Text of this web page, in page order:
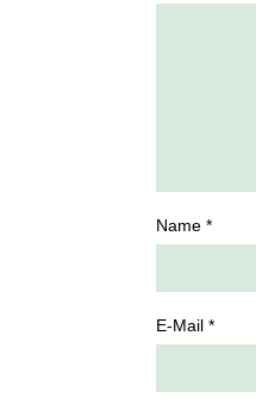
Name *
E-Mail *